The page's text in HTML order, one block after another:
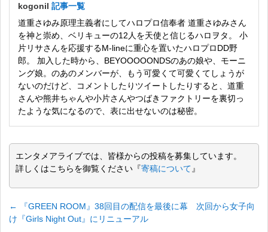
kogonil 記事一覧
道重さゆみ原理主義者にしてハロプロ信奉者 道重さゆみさん
を神と崇め、ベリキューの12人を天使と信じるハロヲタ。 小
片リサさんを応援するM-lineに重心を置いたハロプロDD野
郎。 加入した時から、BEYOOOOONDSのあの娘や、モーニ
ング娘。のあのメンバーが、もう可愛くて可愛くてしょうが
ないのだけど、コメントしたりツイートしたりすると、道重
さんや熊井ちゃんや小片さんやつばきファクトリーを裏切っ
たような気になるので、表に出せないのは秘密。
エンタメアライブでは、皆様からの投稿を募集しています。
詳しくはこちらを御覧ください『寄稿について 』
←
『GREEN ROOM』38回目の配信を最後に幕 次回から女子向
け『Girls Night Out』にリニューアル